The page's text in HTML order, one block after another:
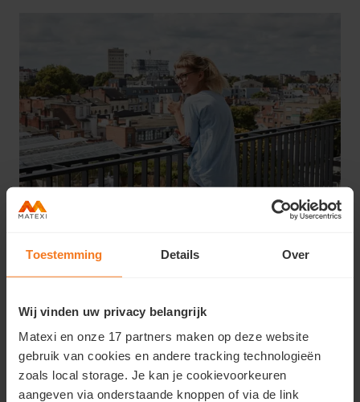
Toestemming Details Over
Wij vinden uw privacy belangrijk
Matexi en onze 17 partners maken op deze website
gebruik van cookies en andere tracking technologieën
zoals local storage. Je kan je cookievoorkeuren
aangeven via onderstaande knoppen of via de link
Le meilleur des deux mondes
la liberté de la ville bourdonnante, combinée avec la
sécurité et l’accessibilité d’un quartier chaleureux. « La
vie de quartier va évidemment bien au-delà de quelques
rues sans voitures. La sensation d’espace constitue
également un facteur très important, » d’après Anne-